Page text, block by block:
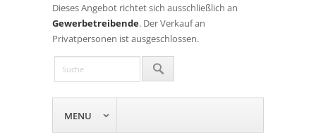
Dieses Angebot richtet sich ausschließlich an
Gewerbetreibende. Der Verkauf an
Privatpersonen ist ausgeschlossen.
MENU